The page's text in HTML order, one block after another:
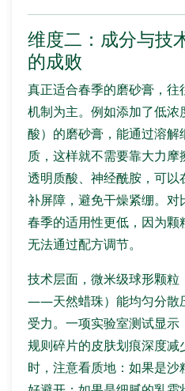
维度二：成分与技
的成败
真正适合春季的磨砂膏，往
机制为主。例如添加了低
酸）的磨砂膏，能通过溶解
质，这样就不需要靠大力
透明质酸、神经酰胺，可
补屏障，避免干燥紧绷。
春季的适用性更低，因为
无法通过配方调节。
技术层面，微米级球形颗粒
——天然蜡珠）能均匀分散
受力。一项实验室测试显
规则碎片的皮肤划痕深度减
时，注意看质地：如果是